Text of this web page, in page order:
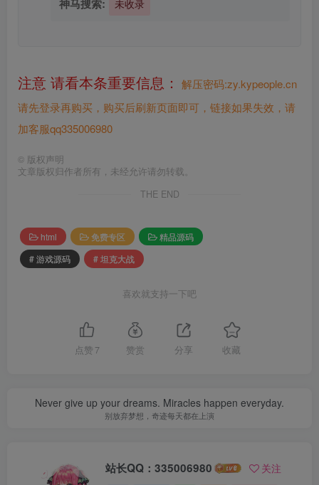
神马搜索: 未收录
注意 请看本条重要信息：
解压密码:zy.kypeople.cn
请先登录再购买，购买后刷新页面即可，链接如果失效，请
加客服qq335006980
© 版权声明
文章版权归作者所有，未经允许请勿转载。
THE END
html 免费专区
精品源码
# 游戏源码
# 坦克大战
喜欢就支持一下吧
点赞 7 赞赏 分享 收藏
Never give up your dreams. Miracles happen everyday.
别放弃梦想，奇迹每天都在上演
站长QQ：335006980 关注